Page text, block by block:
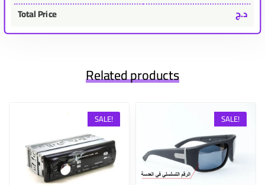
Total Price
د.ج
Related products
SALE! SALE!